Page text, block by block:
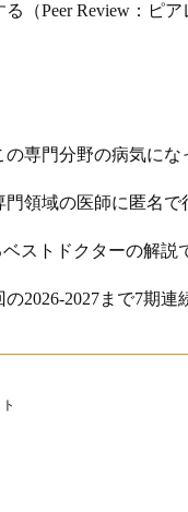
（Peer Review：ピア
の専門分野の病気に
門領域の医師に匿名
ストドクターの解説
2026-2027まで7期